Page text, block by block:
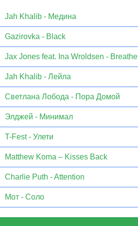
Jаh Khаlib - Медина
Gazirovka - Black
Jax Jones feat. Ina Wroldsen - Breathe
Jah Khalib - Лейла
Светлана Лобода - Пора Домой
Элджей - Минимал
T-Fest - Улети
Matthew Koma – Kisses Back
Charlie Puth - Attention
Мот - Соло